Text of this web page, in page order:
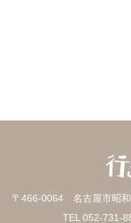
〒466-0064 名古屋市昭和
TEL 052-